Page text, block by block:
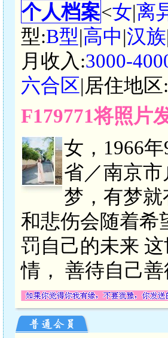
个人档案<女|离
型:B型|高中|汉族
月收入:3000-
六合区|居住地区:
F179771将照片
女，1966
省／南京
梦，有梦
和悲伤会随着希
罚自己的未来
情， 善待自己